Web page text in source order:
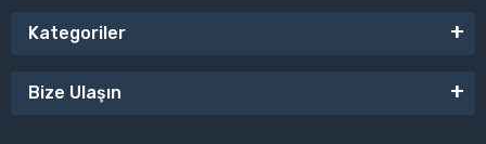
Kategoriler
Bize Ulaşın